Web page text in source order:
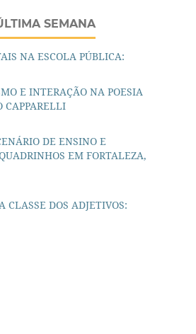
SEMANA
NA ESCOLA PÚBLICA:
E INTERAÇÃO NA POESIA
CAPPARELLI
DE ENSINO E
EM FORTALEZA,
CLASSE DOS ADJETIVOS: